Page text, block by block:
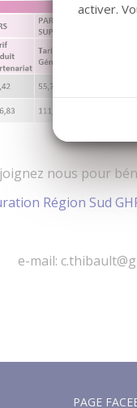
nous pour
Région Sud
e-mail:
PAGE
activer.